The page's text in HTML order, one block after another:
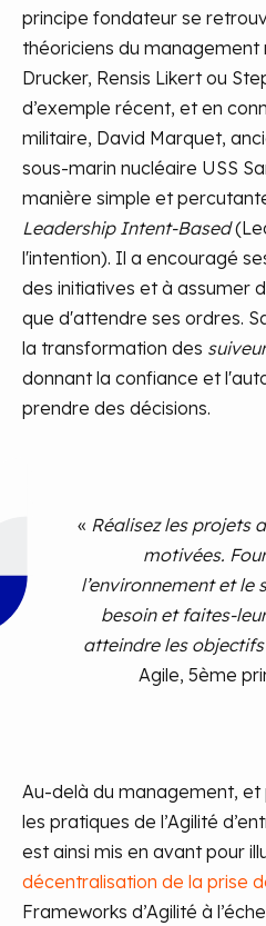
principe fondateur se
théoriciens du
Drucker, Rensis Likert ou
d’exemple récent, et en
militaire, David Marquet,
sous-marin nucléaire USS
manière simple et
Leadership Intent-Based
l'intention). Il a encouragé
des initiatives et à assumer
que d'attendre ses ordres.
la transformation des
donnant la confiance et
prendre des décisions.
« Réalisez les projets
motivées.
l’environnement et le
besoin et faites-
atteindre les
Agile, 5ème
Au-delà du management,
les pratiques de l’Agilité
est ainsi mis en avant pour
décentralisation de la prise
Frameworks d’Agilité à